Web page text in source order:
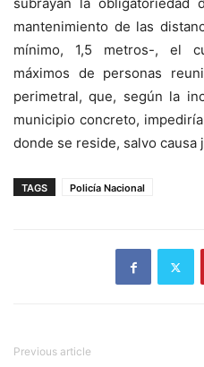
mantenimiento de las
mínimo, 1,5 metros-, el
máximos de personas
perimetral, que, según la
municipio concreto,
donde se reside, salvo causa
TAGS Policía Nacional
Previous article